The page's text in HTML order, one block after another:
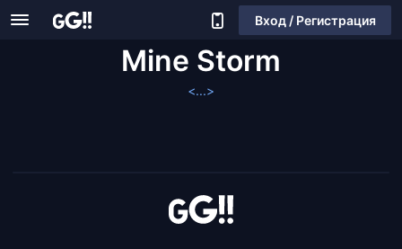
Вход / Регистрация
Mine Storm
<...>